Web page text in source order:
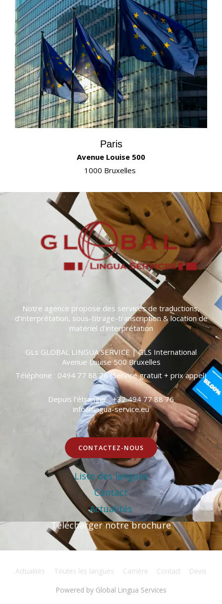
Paris
Avenue Louise 500
1000 Bruxelles
Notre agence propose des services de traductions,
d’interprétation, sous-titrage-transcription & location de
matériel d’interprétation
GLs GLOBAL LINGUA SERVICE | GLS International
Avenue Louise 500 Bruxelles
Téléphone : 0494 77 88 76 (Service gratuit + prix appel)
Depuis l’étranger : +32 494 77 88 76
info@lingua-service.eu
CONTACTEZ-NOUS
Liste des langues
Contact
Actualités
Télécharger notre brochure
Actualités Toutes les langues Carrière Contact Devis
Powered by Global Lingua Services